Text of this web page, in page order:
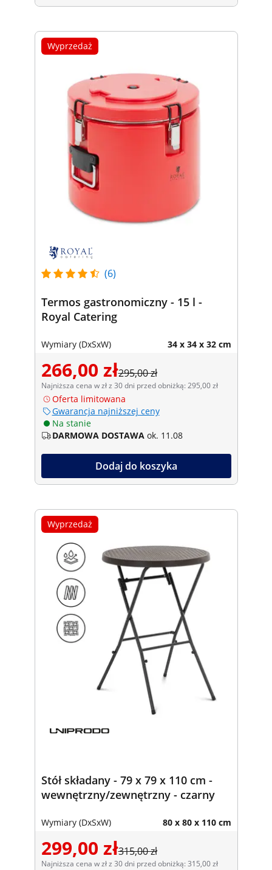
Wyprzedaż
(6)
Termos gastronomiczny - 15 l -
Royal Catering
Wymiary (DxSxW) 34 x 34 x 32 cm
266,00 zł295,00 zł
Najniższa cena w zł z 30 dni przed obniżką: 295,00 zł
Oferta limitowana
Gwarancja najniższej ceny
Na stanie
DARMOWA DOSTAWA ok. 11.08
Dodaj do koszyka
Wyprzedaż
Stół składany - 79 x 79 x 110 cm -
wewnętrzny/zewnętrzny - czarny
Wymiary (DxSxW) 80 x 80 x 110 cm
299,00 zł315,00 zł
Najniższa cena w zł z 30 dni przed obniżką: 315,00 zł